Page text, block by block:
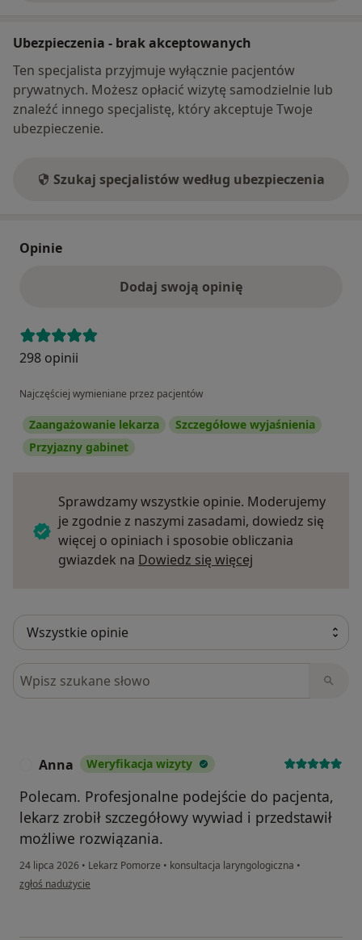
Ubezpieczenia - brak akceptowanych
Ten specjalista przyjmuje wyłącznie pacjentów
prywatnych. Możesz opłacić wizytę samodzielnie lub
znaleźć innego specjalistę, który akceptuje Twoje
ubezpieczenie.
Szukaj specjalistów według ubezpieczenia
Opinie
Dodaj swoją opinię
298 opinii
Najczęściej wymieniane przez pacjentów
Zaangażowanie lekarza
Szczegółowe wyjaśnienia
Przyjazny gabinet
Sprawdzamy wszystkie opinie. Moderujemy
je zgodnie z naszymi zasadami, dowiedz się
więcej o opiniach i sposobie obliczania
gwiazdek na Dowiedz się więcej
Szukaj w opiniach
Anna Weryfikacja wizyty
Polecam. Profesjonalne podejście do pacjenta,
lekarz zrobił szczegółowy wywiad i przedstawił
możliwe rozwiązania.
24 lipca 2026 • Lekarz Pomorze • konsultacja laryngologiczna •
w opinii użytkownika Anna
zgłoś nadużycie